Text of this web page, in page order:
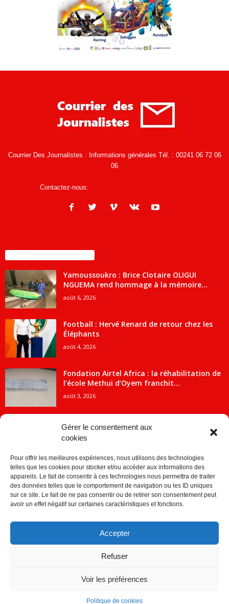
Gérer le consentement aux
cookies
Pour offrir les meilleures expériences, nous utilisons des technologies
telles que les cookies pour stocker et/ou accéder aux informations des
appareils. Le fait de consentir à ces technologies nous permettra de traiter
des données telles que le comportement de navigation ou les ID uniques
sur ce site. Le fait de ne pas consentir ou de retirer son consentement peut
avoir un effet négatif sur certaines caractéristiques et fonctions.
Accepter
Refuser
Voir les préférences
Politique de cookies
Courrier Des Journalistes : Informations générales Tél. : 00241 06 72 06
06
Contactez-nous:
Yamoussoukro : Brice Clotaire OLIGUI
NGUEMA rend hommage à la mémoire...
août 6, 2026
Football : Hervé Renard de retour chez les
Éléphants
août 4, 2026
Fondation Airtel Africa : la réhabilitation de
l’école Methui d’Oyem franchit...
août 3, 2026
ACTUALITES
Economie 2091
1840
Société
Sport 859